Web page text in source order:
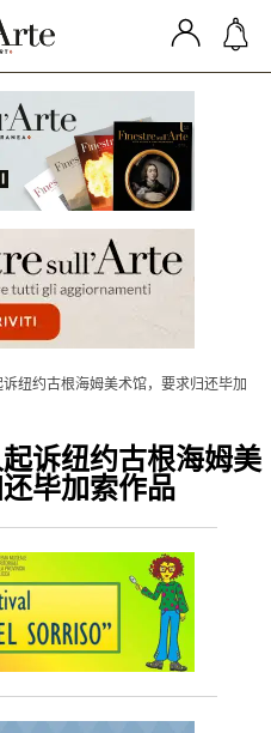
纽约古根海姆美术馆，要求归还毕加
诉纽约古根海姆美
毕加索作品